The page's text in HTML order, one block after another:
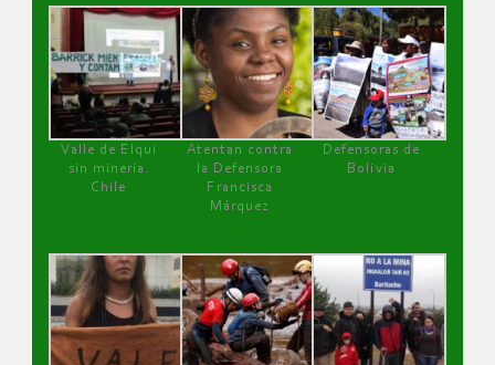
Valle de Elqui
sin minería.
Chile
Atentan contra
la Defensora
Francisca
Márquez
Defensoras de
Bolivia